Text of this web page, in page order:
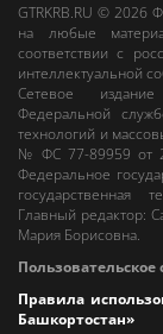
GTRKRB.RU © 2026
на любые
соответствии с
интеллектуальной
Сетевое издание
Федеральной
технологий и
№ ФС 77-89959 от
Федеральное
государственная
Главный редактор:
Мария Борисовна.
Правила
Башкортостан»